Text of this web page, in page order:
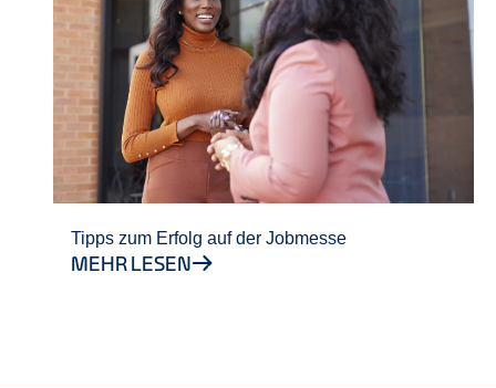
Tipps zum Erfolg auf der Jobmesse
MEHR LESEN